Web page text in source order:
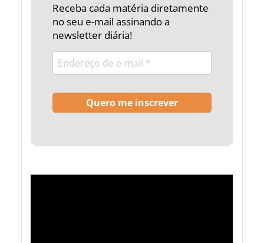
Receba cada matéria diretamente
no seu e-mail assinando a
newsletter diária!